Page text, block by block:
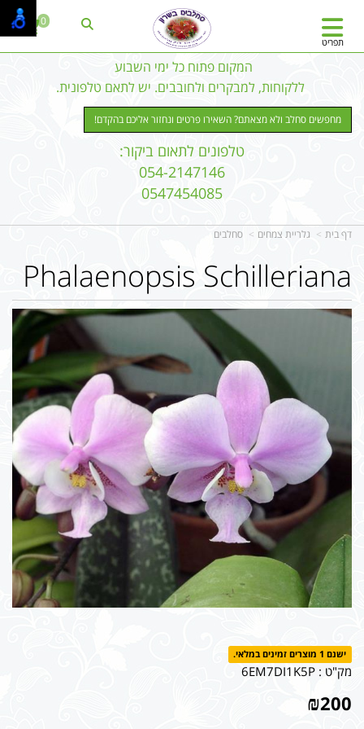
המקום פתוח כל ימי השבוע
ללקוחות, למבקרים ולחובבים. יש לתאם טלפונית.
מחפשים סחלב ולא מצאתם? השאירו פרטים ונחזור אליכם בהקדם!
טלפונים לתאום ביקור:
054-2147146
0547454085
תפריט
0
דף בית גלריית צמחים סחלבים
Phalaenopsis Schilleriana
ישנם 1 מוצרים זמינים במלאי.
מק"ט : 6EM7DI1K5P
₪200